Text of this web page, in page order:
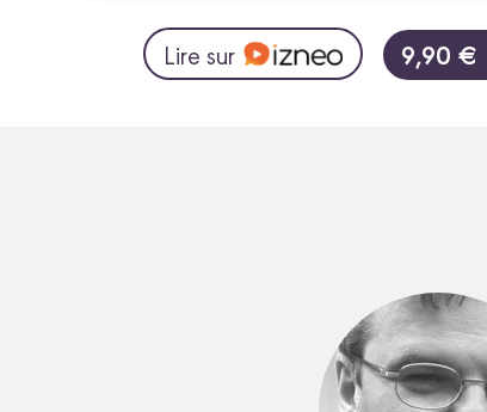
Lire sur 9,90 €